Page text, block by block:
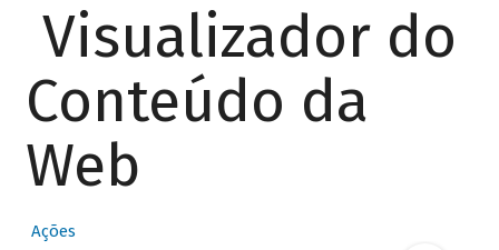
Visualizador do
Conteúdo da
Web
Ações